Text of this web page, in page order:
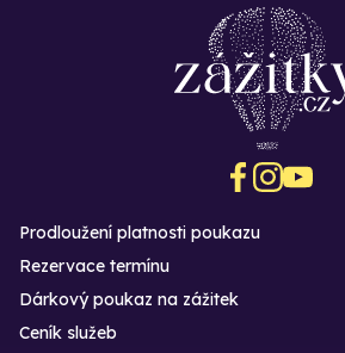
Prodloužení platnosti poukazu
Rezervace termínu
Dárkový poukaz na zážitek
Ceník služeb